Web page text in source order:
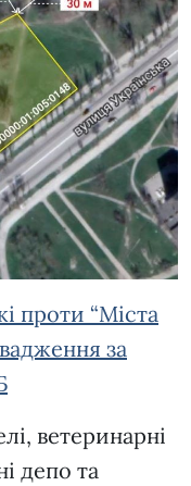
проти “Міста
за
ветеринарні
депо та